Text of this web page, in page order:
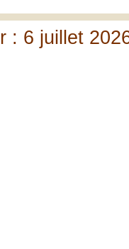
: 6 juillet